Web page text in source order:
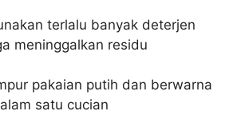
terlalu banyak deterjen
meninggalkan residu
pakaian putih dan berwarna
satu cucian